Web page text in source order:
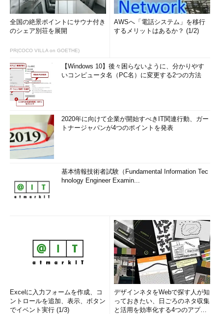
全国の絶景ポイントにサウナ付き
のシェア別荘を展開
PR(COCO VILLA on GOETHE)
AWSへ「電話システム」を移行
するメリットはあるか？ (1/2)
【Windows 10】後々困らないように、分かりやす
いコンピュータ名（PC名）に変更する2つの方法
2020年に向けて企業が開始すべきIT関連行動、ガー
トナージャパンが4つのポイントを発表
基本情報技術者試験（Fundamental Information Tec
hnology Engineer Examin...
Excelに入力フォームを作成、コ
ントロールを追加、表示、ボタン
でイベント実行 (1/3)
デザインネタをWebで探す人が知
っておきたい、日ごろのネタ収集
と活用を効率化する4つのアプリ